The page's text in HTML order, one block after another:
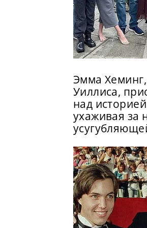
Эмма
Уиллиса,
над
ухаживая за